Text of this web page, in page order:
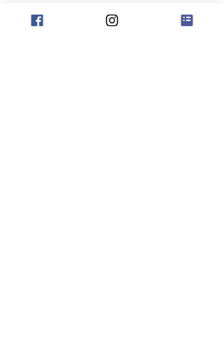
Motivation Ihrer Schülerinnen und Schüler